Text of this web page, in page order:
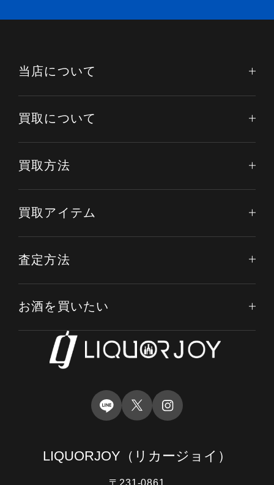
LIQUORJOY （リカージョイ）
当店について
買取について
買取方法
買取アイテム
査定方法
お酒を買いたい